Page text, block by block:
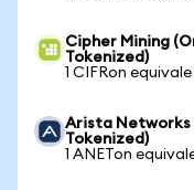
Cipher Mining
Tokenized)
1 CIFRon
Arista Networks
Tokenized)
1 ANETon